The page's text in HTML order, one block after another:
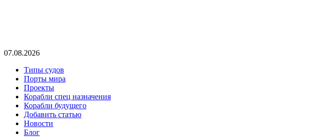
07.08.2026
Типы судов
Порты мира
Проекты
Корабли спец назначения
Корабли будущего
Добавить статью
Новости
Блог